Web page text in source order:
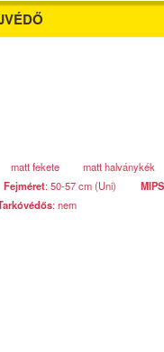
matt fekete matt halványkék
Fejméret: 50-57 cm (Uni) MIPS
: nem